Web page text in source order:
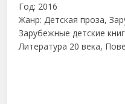
Год: 2016
Жанр: Детская проза,
Зарубежные детские
Литература 20 века,